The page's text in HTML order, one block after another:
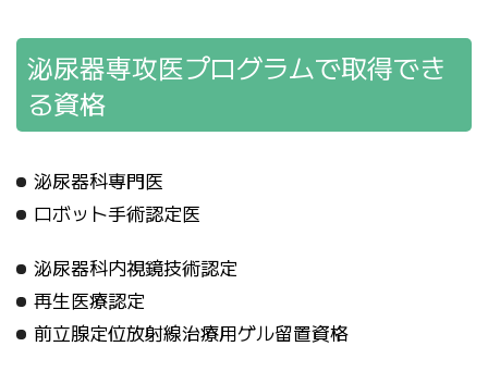
泌尿器専攻医プログラムで取得でき
る資格
泌尿器科専門医
ロボット手術認定医
泌尿器科内視鏡技術認定
再生医療認定
前立腺定位放射線治療用ゲル留置資格